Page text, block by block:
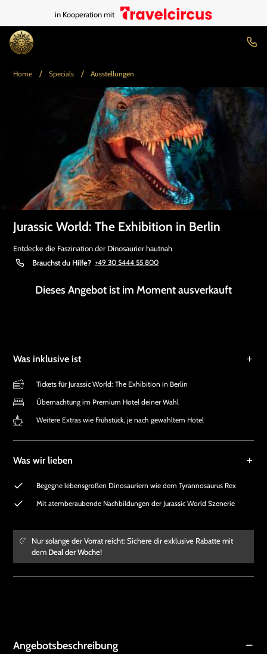
in Kooperation mit
Home / Specials / Ausstellungen
Jurassic World: The Exhibition in Berlin
Entdecke die Faszination der Dinosaurier hautnah
Brauchst du Hilfe? +49 30 5444 55 800
Dieses Angebot ist im Moment ausverkauft
Was inklusive ist
Tickets für Jurassic World: The Exhibition in Berlin
Übernachtung im Premium Hotel deiner Wahl
Weitere Extras wie Frühstück, je nach gewähltem Hotel
Was wir lieben
Begegne lebensgroßen Dinosauriern wie dem Tyrannosaurus Rex
Mit atemberaubende Nachbildungen der Jurassic World Szenerie
Nur solange der Vorrat reicht: Sichere dir exklusive Rabatte mit
dem Deal der Woche!
Angebotsbeschreibung